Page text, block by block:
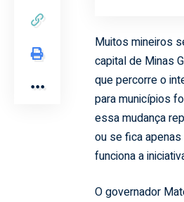
Muitos mineiros
capital de Minas
que percorre o
para municípios
essa mudança
ou se fica
funciona a
O governador